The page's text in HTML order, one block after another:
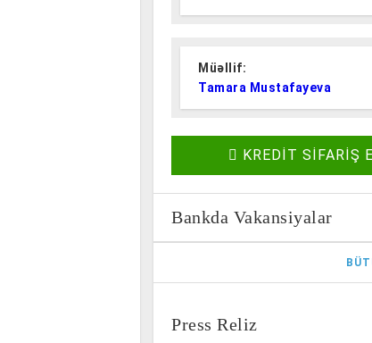
Müəllif:
Tamara Mustafayeva
KREDİT SİFARİŞ
Bankda Vakansiyalar
Press Reliz